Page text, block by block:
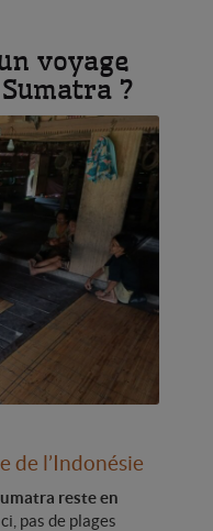
voyage
?
de l’Indonésie
reste en
pas de plages